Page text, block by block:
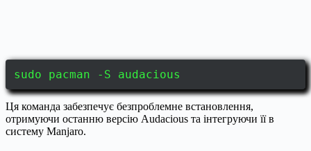
sudo pacman -S audacious
Ця команда забезпечує безпроблемне встановлення,
отримуючи останню версію Audacious та інтегруючи її в
систему Manjaro.